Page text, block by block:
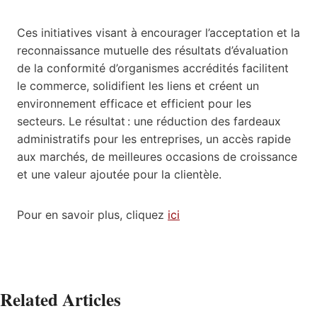
Ces initiatives visant à encourager l’acceptation et la
reconnaissance mutuelle des résultats d’évaluation
de la conformité d’organismes accrédités facilitent
le commerce, solidifient les liens et créent un
environnement efficace et efficient pour les
secteurs. Le résultat : une réduction des fardeaux
administratifs pour les entreprises, un accès rapide
aux marchés, de meilleures occasions de croissance
et une valeur ajoutée pour la clientèle.
Pour en savoir plus, cliquez ici
Related Articles